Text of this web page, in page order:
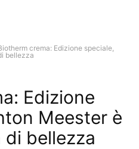
crema: Edizione speciale,
bellezza
Edizione
Meester è
di bellezza